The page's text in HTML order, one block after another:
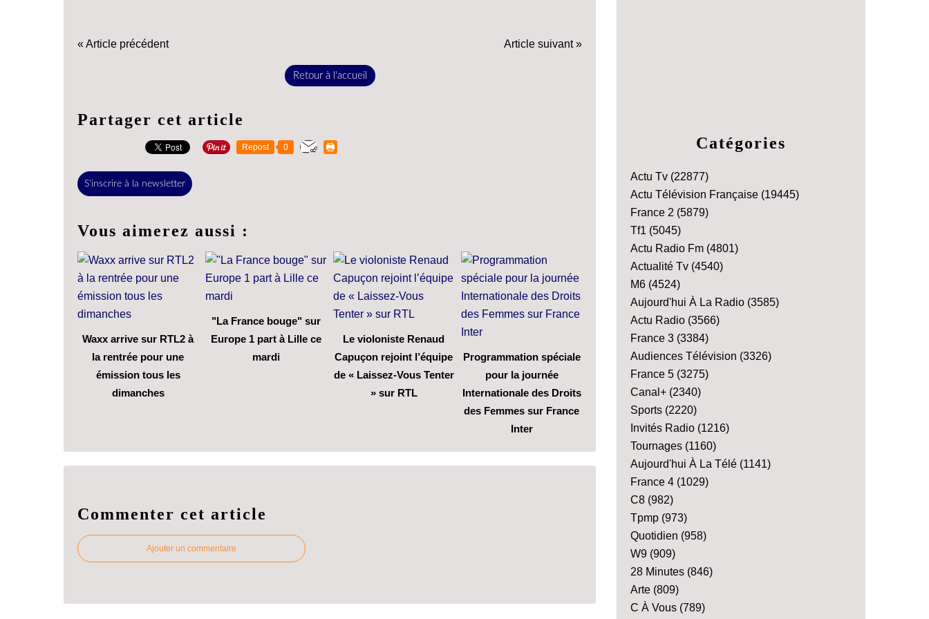
« Article précédent Article suivant »
Retour à l'accueil
Partager cet article
Repost 0
S'inscrire à la newsletter
Vous aimerez aussi :
Waxx arrive sur RTL2 à
la rentrée pour une
émission tous les
dimanches
"La France bouge" sur
Europe 1 part à Lille ce
mardi
Le violoniste Renaud
Capuçon rejoint l’équipe
de « Laissez-Vous Tenter
» sur RTL
Programmation spéciale
pour la journée
Internationale des Droits
des Femmes sur France
Inter
Commenter cet article
Ajouter un commentaire
Catégories
Actu Tv (22877)
Actu Télévision Française (19445)
France 2 (5879)
Tf1 (5045)
Actu Radio Fm (4801)
Actualité Tv (4540)
M6 (4524)
Aujourd'hui À La Radio (3585)
Actu Radio (3566)
France 3 (3384)
Audiences Télévision (3326)
France 5 (3275)
Canal+ (2340)
Sports (2220)
Invités Radio (1216)
Tournages (1160)
Aujourd'hui À La Télé (1141)
France 4 (1029)
C8 (982)
Tpmp (973)
Quotidien (958)
W9 (909)
28 Minutes (846)
Arte (809)
C À Vous (789)